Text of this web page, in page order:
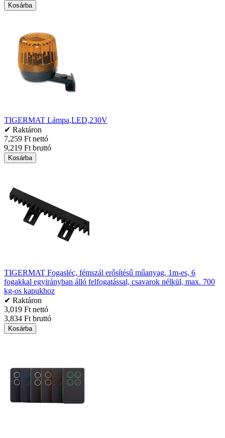
Kosárba
TIGERMAT Lámpa,LED,230V
✔ Raktáron
7,259 Ft nettó
9,219 Ft bruttó
Kosárba
TIGERMAT Fogasléc, fémszál erősítésű műanyag, 1m-es, 6
fogakkal egyirányban álló felfogatással, csavarok nélkül, max. 700
kg-os kapukhoz
✔ Raktáron
3,019 Ft nettó
3,834 Ft bruttó
Kosárba